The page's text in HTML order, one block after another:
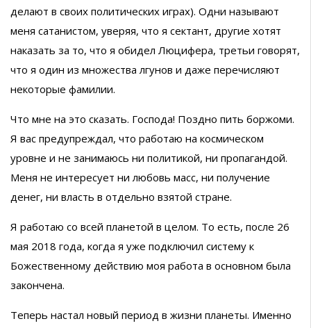
делают в своих политических играх). Одни называют
меня сатанистом, уверяя, что я сектант, другие хотят
наказать за то, что я обидел Люцифера, третьи говорят,
что я один из множества лгунов и даже перечисляют
некоторые фамилии.
Что мне на это сказать. Господа! Поздно пить боржоми.
Я вас предупреждал, что работаю на космическом
уровне и не занимаюсь ни политикой, ни пропагандой.
Меня не интересует ни любовь масс, ни получение
денег, ни власть в отдельно взятой стране.
Я работаю со всей планетой в целом. То есть, после 26
мая 2018 года, когда я уже подключил систему к
Божественному действию моя работа в основном была
закончена.
Теперь настал новый период в жизни планеты. Именно